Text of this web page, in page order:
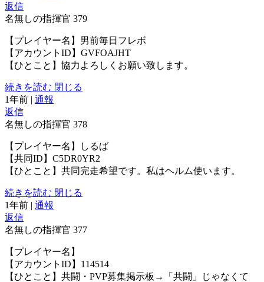
返信
名無しの指揮官 379
【プレイヤー名】男前毎日フレボ
【アカウントID】GVFOAJHT
【ひとこと】協力よろしくお願い致します。
続きを読む 閉じる
1年前 | 通報
返信
名無しの指揮官 378
【プレイヤー名】しるば
【共同ID】C5DR0YR2
【ひとこと】共同完走希望です。私はヘルム使います。
続きを読む 閉じる
1年前 | 通報
返信
名無しの指揮官 377
【プレイヤー名】
【アカウントID】114514
【ひとこと】共闘・PVP募集掲示板→「共闘」じゃなくて